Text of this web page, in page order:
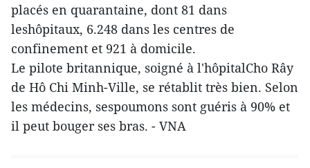
placés en quarantaine, dont 81 dans
leshôpitaux, 6.248 dans les centres de
confinement et 921 à domicile.
Le pilote britannique, soigné à l'hôpitalCho Rây
de Hô Chi Minh-Ville, se rétablit très bien. Selon
les médecins, sespoumons sont guéris à 90% et
il peut bouger ses bras. - VNA